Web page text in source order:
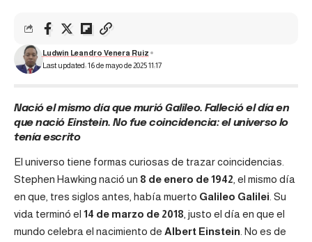
Last updated: 16 de mayo de 2025 11:17
Ludwin Leandro Venera Ruiz
Nació el mismo día que murió Galileo. Falleció el día en
que nació Einstein. No fue coincidencia: el universo lo
tenía escrito
El universo tiene formas curiosas de trazar coincidencias.
Stephen Hawking nació un 8 de enero de 1942, el mismo día
en que, tres siglos antes, había muerto Galileo Galilei. Su
vida terminó el 14 de marzo de 2018, justo el día en que el
mundo celebra el nacimiento de Albert Einstein. No es de